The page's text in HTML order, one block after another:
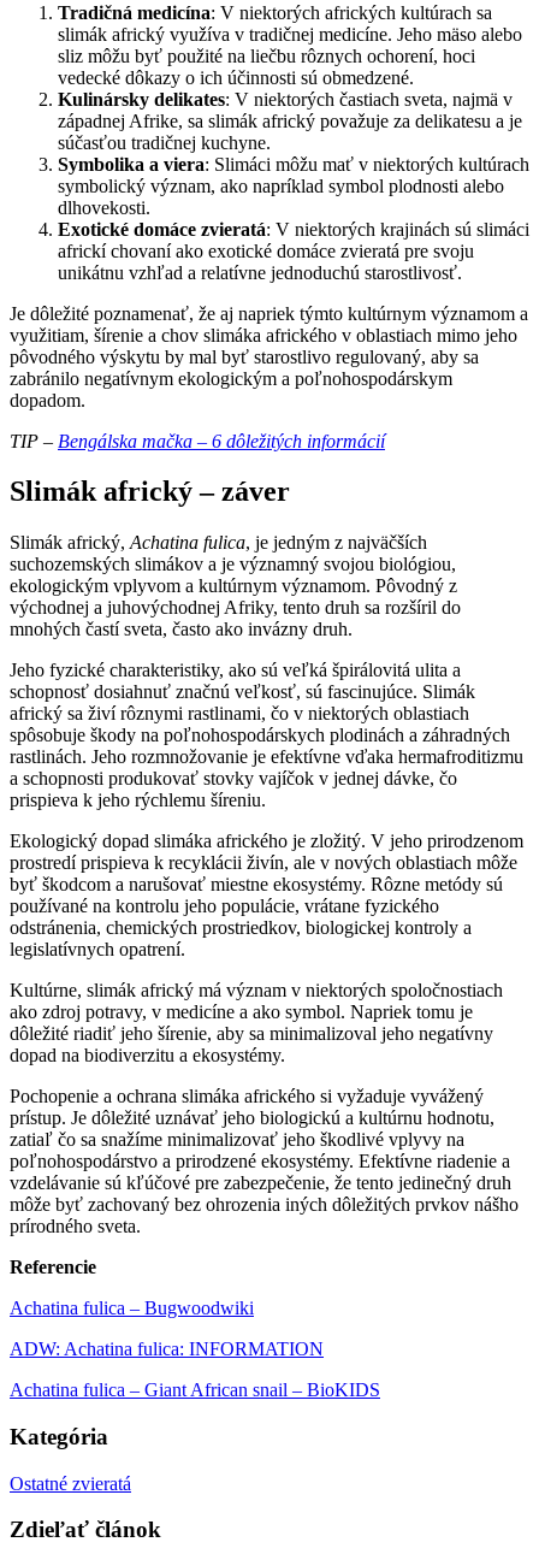
Tradičná medicína: V niektorých afrických kultúrach sa
slimák africký využíva v tradičnej medicíne. Jeho mäso alebo
sliz môžu byť použité na liečbu rôznych ochorení, hoci
vedecké dôkazy o ich účinnosti sú obmedzené.
Kulinársky delikates: V niektorých častiach sveta, najmä v
západnej Afrike, sa slimák africký považuje za delikatesu a je
súčasťou tradičnej kuchyne.
Symbolika a viera: Slimáci môžu mať v niektorých kultúrach
symbolický význam, ako napríklad symbol plodnosti alebo
dlhovekosti.
Exotické domáce zvieratá: V niektorých krajinách sú slimáci
africkí chovaní ako exotické domáce zvieratá pre svoju
unikátnu vzhľad a relatívne jednoduchú starostlivosť.
Je dôležité poznamenať, že aj napriek týmto kultúrnym významom a
využitiam, šírenie a chov slimáka afrického v oblastiach mimo jeho
pôvodného výskytu by mal byť starostlivo regulovaný, aby sa
zabránilo negatívnym ekologickým a poľnohospodárskym
dopadom.
TIP – Bengálska mačka – 6 dôležitých informácií
Slimák africký – záver
Slimák africký, Achatina fulica, je jedným z najväčších
suchozemských slimákov a je významný svojou biológiou,
ekologickým vplyvom a kultúrnym významom. Pôvodný z
východnej a juhovýchodnej Afriky, tento druh sa rozšíril do
mnohých častí sveta, často ako invázny druh.
Jeho fyzické charakteristiky, ako sú veľká špirálovitá ulita a
schopnosť dosiahnuť značnú veľkosť, sú fascinujúce. Slimák
africký sa živí rôznymi rastlinami, čo v niektorých oblastiach
spôsobuje škody na poľnohospodárskych plodinách a záhradných
rastlinách. Jeho rozmnožovanie je efektívne vďaka hermafroditizmu
a schopnosti produkovať stovky vajíčok v jednej dávke, čo
prispieva k jeho rýchlemu šíreniu.
Ekologický dopad slimáka afrického je zložitý. V jeho prirodzenom
prostredí prispieva k recyklácii živín, ale v nových oblastiach môže
byť škodcom a narušovať miestne ekosystémy. Rôzne metódy sú
používané na kontrolu jeho populácie, vrátane fyzického
odstránenia, chemických prostriedkov, biologickej kontroly a
legislatívnych opatrení.
Kultúrne, slimák africký má význam v niektorých spoločnostiach
ako zdroj potravy, v medicíne a ako symbol. Napriek tomu je
dôležité riadiť jeho šírenie, aby sa minimalizoval jeho negatívny
dopad na biodiverzitu a ekosystémy.
Pochopenie a ochrana slimáka afrického si vyžaduje vyvážený
prístup. Je dôležité uznávať jeho biologickú a kultúrnu hodnotu,
zatiaľ čo sa snažíme minimalizovať jeho škodlivé vplyvy na
poľnohospodárstvo a prirodzené ekosystémy. Efektívne riadenie a
vzdelávanie sú kľúčové pre zabezpečenie, že tento jedinečný druh
môže byť zachovaný bez ohrozenia iných dôležitých prvkov nášho
prírodného sveta.
Referencie
Achatina fulica – Bugwoodwiki
ADW: Achatina fulica: INFORMATION
Achatina fulica – Giant African snail – BioKIDS
Kategória
Ostatné zvieratá
Zdieľať článok